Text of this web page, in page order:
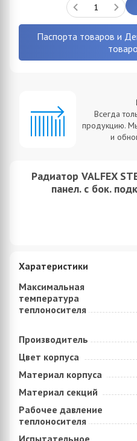
Паспорта товаров и
Всегда
продукцию.
и
Радиатор VALFEX
панел. с бок.
Харатеристики
Максимальная
температура
теплоносителя
Производитель
Цвет корпуса
Материал корпуса
Материал секций
Рабочее давление
теплоносителя
Испытательное